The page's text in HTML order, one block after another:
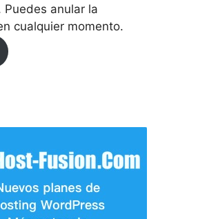
Puedes anular la
cualquier momento.